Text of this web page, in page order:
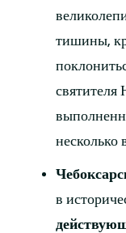
тишины,
святителя
несколько
в